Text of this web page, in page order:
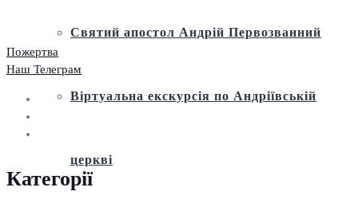
Святий апостол Андрій Первозванний
Віртуальна екскурсія по Андріївській
церкві
Пожертва
Наш Телеграм
Категорії